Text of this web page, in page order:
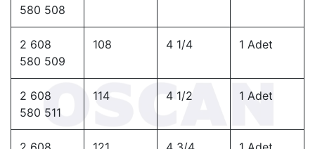
580 508
2 608
580 509
108 4 1/4 1 Adet
2 608
580 511
114 4 1/2 1 Adet